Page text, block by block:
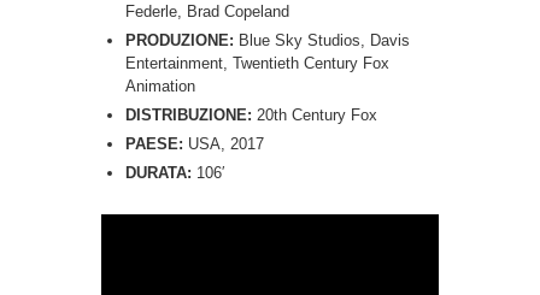
Federle, Brad Copeland
PRODUZIONE: Blue Sky Studios, Davis
Entertainment, Twentieth Century Fox
Animation
DISTRIBUZIONE: 20th Century Fox
PAESE: USA, 2017
DURATA: 106′